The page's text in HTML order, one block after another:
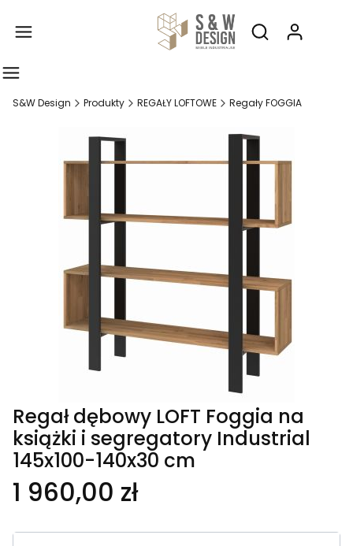
Otwórz
S&W Design Produkty REGAŁY LOFTOWE Regały FOGGIA
Regał dębowy LOFT Foggia na
książki i segregatory Industrial
145x100-140x30 cm
1 960,00 zł